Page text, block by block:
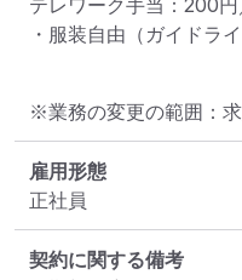
テレワーク手当：200円
・服装自由（ガイドラ
※業務の変更の範囲：
雇用形態
正社員
契約に関する備考